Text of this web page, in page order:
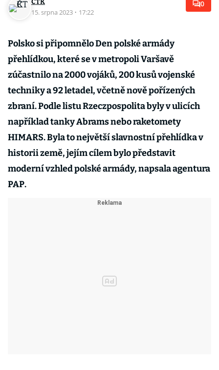
ČTK
15. srpna 2023 · 17:22
0
Polsko si připomnělo Den polské armády
přehlídkou, které se v metropoli Varšavě
zúčastnilo na 2000 vojáků, 200 kusů vojenské
techniky a 92 letadel, včetně nově pořízených
zbraní. Podle listu Rzeczpospolita byly v ulicích
například tanky Abrams nebo raketomety
HIMARS. Byla to největší slavnostní přehlídka v
historii země, jejím cílem bylo představit
moderní vzhled polské armády, napsala agentura
PAP.